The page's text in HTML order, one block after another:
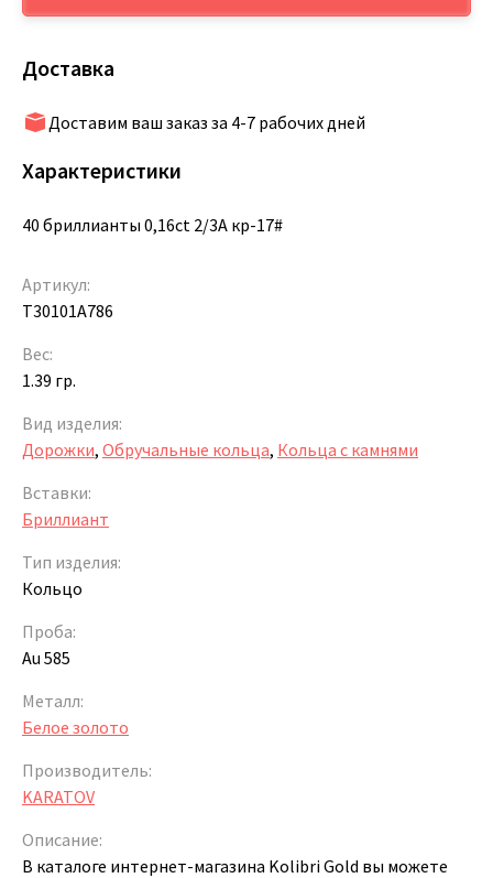
Доставка
Доставим ваш заказ за 4-7 рабочих дней
Характеристики
40 бриллианты 0,16ct 2/3А кр-17#
Артикул:
Т30101А786
Вес:
1.39 гр.
Вид изделия:
Дорожки, Обручальные кольца, Кольца с камнями
Вставки:
Бриллиант
Тип изделия:
Кольцо
Проба:
Au 585
Металл:
Белое золото
Производитель:
KARATOV
Описание:
В каталоге интернет-магазина Kolibri Gold вы можете